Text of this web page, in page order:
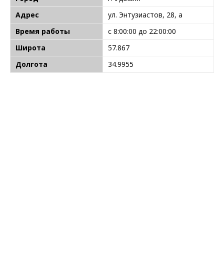
Адрес
ул. Энтузиастов, 28, а
Время работы
с 8:00:00 до 22:00:00
Широта
57.867
Долгота
34.9955